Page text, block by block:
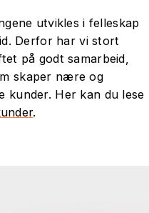
utvikles i felleskap
Derfor har vi stort
på godt samarbeid,
skaper nære og
kunder. Her kan du lese
.